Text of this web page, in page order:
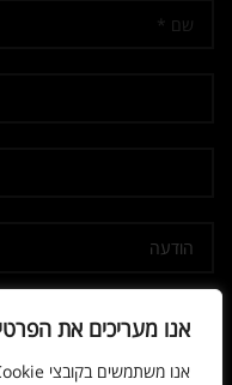
אנו מעריכים את